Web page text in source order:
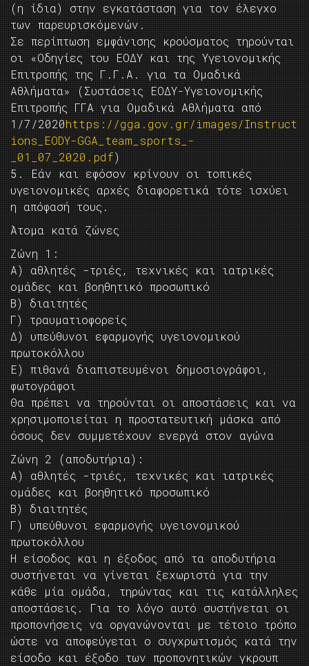
(η ίδια) στην εγκατάσταση για τον έλεγχο
των παρευρισκόμενών.
Σε περίπτωση εμφάνισης κρούσματος τηρούνται
οι «Οδηγίες του ΕΟΔΥ και της Υγειονομικής
Επιτροπής της Γ.Γ.Α. για τα Ομαδικά
Αθλήματα» (Συστάσεις ΕΟΔΥ-Υγειονομικής
Επιτροπής ΓΓΑ για Ομαδικά Αθλήματα από
1/7/2020https://gga.gov.gr/images/Instruct
ions_EODY-GGA_team_sports_-
_01_07_2020.pdf)
5. Εάν και εφόσον κρίνουν οι τοπικές
υγειονομικές αρχές διαφορετικά τότε ισχύει
η απόφασή τους.
Άτομα κατά ζώνες
Ζώνη 1:
Α) αθλητές -τριές, τεχνικές και ιατρικές
ομάδες και βοηθητικό προσωπικό
Β) διαιτητές
Γ) τραυματιοφορείς
Δ) υπεύθυνοι εφαρμογής υγειονομικού
πρωτοκόλλου
Ε) πιθανά διαπιστευμένοι δημοσιογράφοι,
φωτογράφοι
Θα πρέπει να τηρούνται οι αποστάσεις και να
χρησιμοποιείται η προστατευτική μάσκα από
όσους δεν συμμετέχουν ενεργά στον αγώνα
Ζώνη 2 (αποδυτήρια):
Α) αθλητές -τριές, τεχνικές και ιατρικές
ομάδες και βοηθητικό προσωπικό
Β) διαιτητές
Γ) υπεύθυνοι εφαρμογής υγειονομικού
πρωτοκόλλου
Η είσοδος και η έξοδος από τα αποδυτήρια
συστήνεται να γίνεται ξεχωριστά για την
κάθε μία ομάδα, τηρώντας και τις κατάλληλες
αποστάσεις. Για το λόγο αυτό συστήνεται οι
προπονήσεις να οργανώνονται με τέτοιο τρόπο
ώστε να αποφεύγεται ο συγχρωτισμός κατά την
είσοδο και έξοδο των προπονητικών γκρουπ